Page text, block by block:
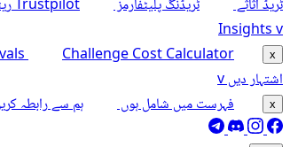
ٹریڈ اثاثے
ٹریڈنگ پلیٹفارمز Trustpilot ریٹنگز
Insightsv
x
Challenge Cost Calculator
اشتہار دیںv
x فہرست میں شامل ہوں ہم سے رابطہ